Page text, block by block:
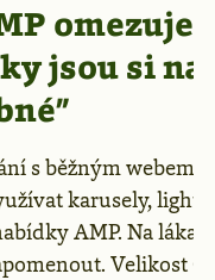
jsou si
s běžným webem
karusely,
AMP. Na
Velikost